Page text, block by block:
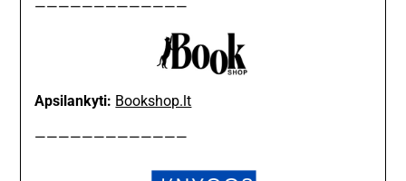
—————————————
Apsilankyti: Bookshop.lt
—————————————